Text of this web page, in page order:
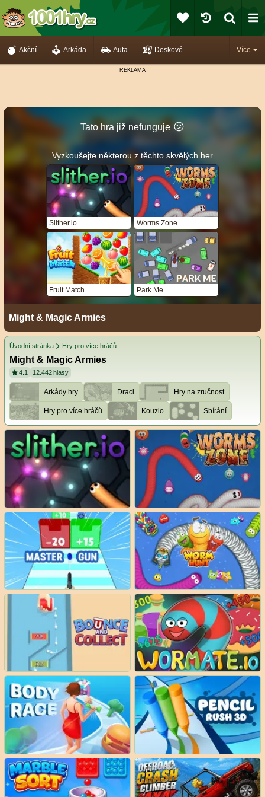
Více
Akční Arkáda Auta Deskové
Tato hra již nefunguje 😕
Vyzkoušejte některou z těchto skvělých her
Slither.io Worms Zone
Fruit Match Park Me
Might & Magic Armies
Úvodní stránka Hry pro více hráčů
Might & Magic Armies
4.1 12.442 hlasy
Arkády hry Draci Hry na zručnost
Hry pro více hráčů Kouzlo Sbírání